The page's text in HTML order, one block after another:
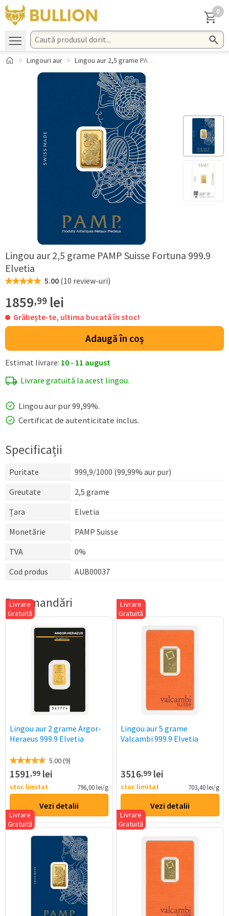
0
Lingouri aur Lingou aur 2,5 grame PAMP Suisse Fortuna 999.9 Elvetia
Lingou aur 2,5 grame PAMP Suisse Fortuna 999.9
Elvetia
5.00 (10 review-uri)
1859,99 lei
Grăbește-te, ultima bucată în stoc!
Adaugă în coș
Estimat livrare: 10 - 11 august
Livrare gratuită la acest lingou.
Lingou aur pur 99,99%.
Certificat de autenticitate inclus.
Specificații
Puritate
999,9/1000 (99,99% aur pur)
Greutate
2,5 grame
Țara
Elvetia
Monetărie
PAMP Suisse
TVA
0%
Cod produs
AUB00037
Recomandări
Livrare
Gratuită
Lingou aur 2 grame Argor-
Heraeus 999.9 Elvetia
5.00 (9)
1591,99 lei
stoc limitat 796,00 lei/g
Vezi detalii
Livrare
Gratuită
Lingou aur 5 grame
Valcambi 999.9 Elvetia
3516,99lei
stoc limitat 703,40 lei/g
Vezi detalii
Livrare
Gratuită
Livrare
Gratuită